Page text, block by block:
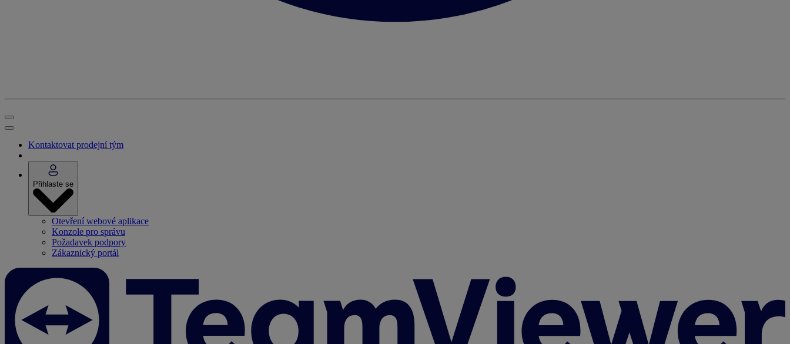
Kontaktovat prodejní tým
Přihlaste se
Otevření webové aplikace
Konzole pro správu
Požadavek podpory
Zákaznický portál